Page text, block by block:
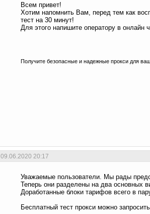
Всем привет!
Хотим напомнить Вам, перед тем как
тест на 30 минут!
Для этого напишите оператору в онлайн
Получите безопасные и надежные прокси для
09.06.2020 20:17
Уважаемые пользователи. Мы рады
Теперь они разделены на два основных
Доработанные блоки тарифов всего в
Бесплатный тест прокси можно